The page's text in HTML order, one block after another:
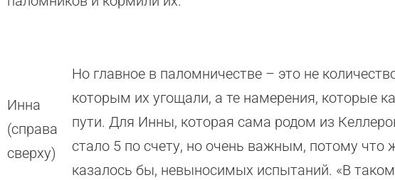
Инна
(справа
сверху)
Но главное в паломничестве – это не
которым их угощали, а те намерения, которые
пути. Для Инны, которая сама родом из
стало 5 по счету, но очень важным, потому что
казалось бы, невыносимых испытаний. «В